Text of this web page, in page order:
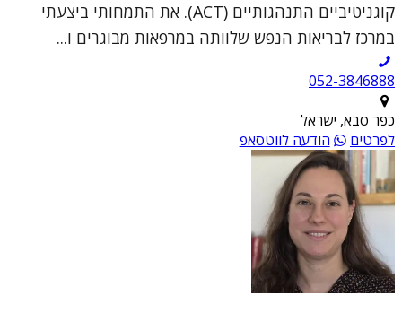
קוגניטיביים התנהגותיים (ACT). את התמחותי ביצעתי
במרכז לבריאות הנפש שלוותה במרפאות מבוגרים ו...
052-3846888
כפר סבא, ישראל
לפרטים
הודעה לווטסאפ